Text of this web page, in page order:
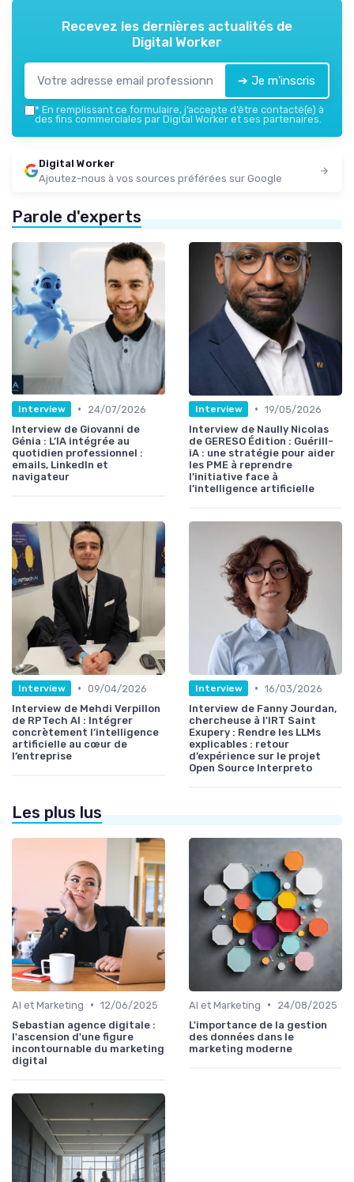
Recevez les dernières actualités de
Digital Worker
➔ Je m'inscris
* En remplissant ce formulaire, j’accepte d’être contacté(e) à
des fins commerciales par Digital Worker et ses partenaires.
Digital Worker
Ajoutez-nous à vos sources préférées sur Google
Parole d'experts
Interview •
24/07/2026
Interview de Giovanni de
Génia : L’IA intégrée au
quotidien professionnel :
emails, LinkedIn et
navigateur
Interview • 19/05/2026
Interview de Naully Nicolas
de GERESO Édition : Guérill-
iA : une stratégie pour aider
les PME à reprendre
l’initiative face à
l’intelligence artificielle
Interview • 09/04/2026
Interview de Mehdi Verpillon
de RPTech AI : Intégrer
concrètement l’intelligence
artificielle au cœur de
l’entreprise
Interview • 16/03/2026
Interview de Fanny Jourdan,
chercheuse à l'IRT Saint
Exupery : Rendre les LLMs
explicables : retour
d’expérience sur le projet
Open Source Interpreto
Les plus lus
AI et Marketing • 12/06/2025
Sebastian agence digitale :
l'ascension d'une figure
incontournable du marketing
digital
AI et Marketing •
24/08/2025
L'importance de la gestion
des données dans le
marketing moderne